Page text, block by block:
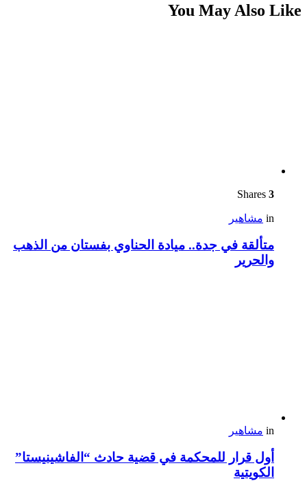
You May Also Like
3
in مشاهير
متألقة في جدة.. ميادة الحناوي بفستان من الذهب
والحرير
in مشاهير
أول قرار للمحكمة في قضية حادث “الفاشينيستا”
الكويتية